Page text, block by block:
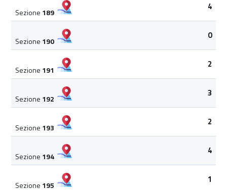
Sezione 189
4
Sezione 190
0
Sezione 191
2
Sezione 192
3
Sezione 193
2
Sezione 194
4
Sezione 195
1